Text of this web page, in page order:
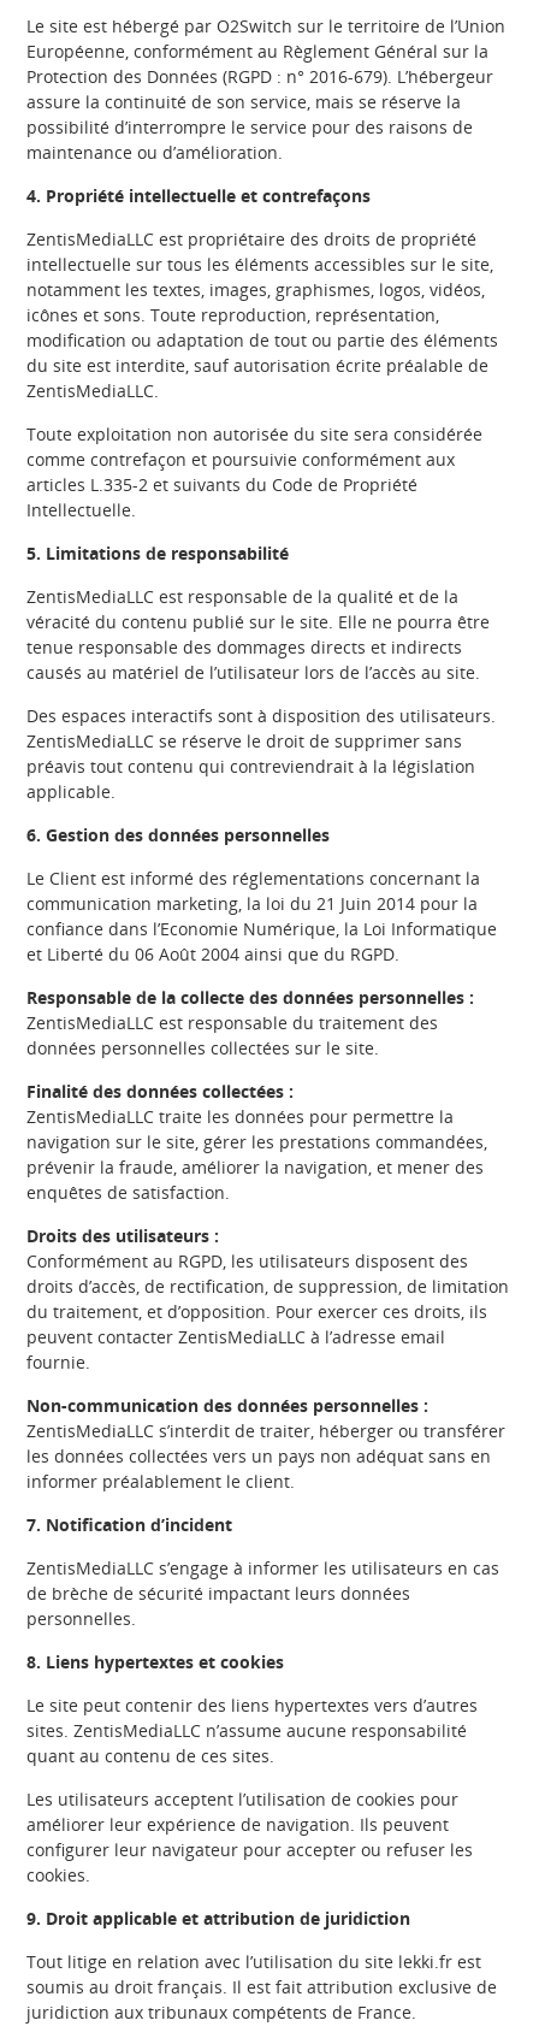
Le site est hébergé par O2Switch sur le territoire de l’Union
Européenne, conformément au Règlement Général sur la
Protection des Données (RGPD : n° 2016-679). L’hébergeur
assure la continuité de son service, mais se réserve la
possibilité d’interrompre le service pour des raisons de
maintenance ou d’amélioration.
4. Propriété intellectuelle et contrefaçons
ZentisMediaLLC est propriétaire des droits de propriété
intellectuelle sur tous les éléments accessibles sur le site,
notamment les textes, images, graphismes, logos, vidéos,
icônes et sons. Toute reproduction, représentation,
modification ou adaptation de tout ou partie des éléments
du site est interdite, sauf autorisation écrite préalable de
ZentisMediaLLC.
Toute exploitation non autorisée du site sera considérée
comme contrefaçon et poursuivie conformément aux
articles L.335-2 et suivants du Code de Propriété
Intellectuelle.
5. Limitations de responsabilité
ZentisMediaLLC est responsable de la qualité et de la
véracité du contenu publié sur le site. Elle ne pourra être
tenue responsable des dommages directs et indirects
causés au matériel de l’utilisateur lors de l’accès au site.
Des espaces interactifs sont à disposition des utilisateurs.
ZentisMediaLLC se réserve le droit de supprimer sans
préavis tout contenu qui contreviendrait à la législation
applicable.
6. Gestion des données personnelles
Le Client est informé des réglementations concernant la
communication marketing, la loi du 21 Juin 2014 pour la
confiance dans l’Economie Numérique, la Loi Informatique
et Liberté du 06 Août 2004 ainsi que du RGPD.
Responsable de la collecte des données personnelles :
ZentisMediaLLC est responsable du traitement des
données personnelles collectées sur le site.
Finalité des données collectées :
ZentisMediaLLC traite les données pour permettre la
navigation sur le site, gérer les prestations commandées,
prévenir la fraude, améliorer la navigation, et mener des
enquêtes de satisfaction.
Droits des utilisateurs :
Conformément au RGPD, les utilisateurs disposent des
droits d’accès, de rectification, de suppression, de limitation
du traitement, et d’opposition. Pour exercer ces droits, ils
peuvent contacter ZentisMediaLLC à l’adresse email
fournie.
Non-communication des données personnelles :
ZentisMediaLLC s’interdit de traiter, héberger ou transférer
les données collectées vers un pays non adéquat sans en
informer préalablement le client.
7. Notification d’incident
ZentisMediaLLC s’engage à informer les utilisateurs en cas
de brèche de sécurité impactant leurs données
personnelles.
8. Liens hypertextes et cookies
Le site peut contenir des liens hypertextes vers d’autres
sites. ZentisMediaLLC n’assume aucune responsabilité
quant au contenu de ces sites.
Les utilisateurs acceptent l’utilisation de cookies pour
améliorer leur expérience de navigation. Ils peuvent
configurer leur navigateur pour accepter ou refuser les
cookies.
9. Droit applicable et attribution de juridiction
Tout litige en relation avec l’utilisation du site lekki.fr est
soumis au droit français. Il est fait attribution exclusive de
juridiction aux tribunaux compétents de France.